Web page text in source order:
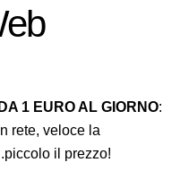
DA 1 EURO AL GIORNO:
rete, veloce la
il prezzo!